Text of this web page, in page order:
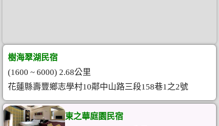
樹海翠湖民宿
(1600 ~ 6000) 2.68公里
花蓮縣壽豐鄉志學村10鄰中山路三段158巷1之2號
東之華庭園民宿